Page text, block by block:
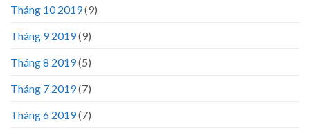
Tháng 10 2019(9)
Tháng 9 2019(9)
Tháng 8 2019(5)
Tháng 7 2019(7)
Tháng 6 2019(7)